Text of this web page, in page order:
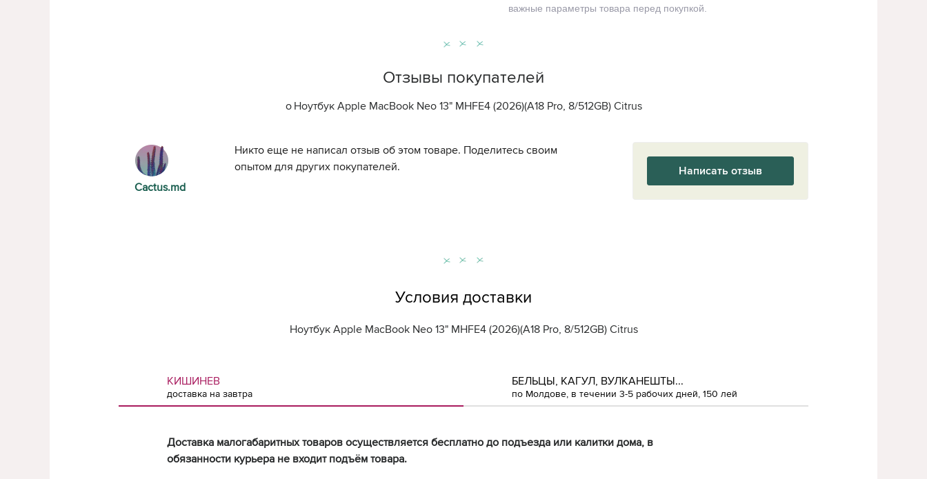
важные параметры товара перед покупкой.
Отзывы покупателей
о Ноутбук Apple MacBook Neo 13" MHFE4 (2026)(A18 Pro, 8/512GB) Citrus
Cactus.md
Никто еще не написал отзыв об этом товаре. Поделитесь своим
опытом для других покупателей.
Написать отзыв
Условия доставки
Ноутбук Apple MacBook Neo 13" MHFE4 (2026)(A18 Pro, 8/512GB) Citrus
КИШИНЕВ
доставка на завтра
БЕЛЬЦЫ, КАГУЛ, ВУЛКАНЕШТЫ...
по Молдове, в течении 3-5 рабочих дней, 150 лей
Доставка малогабаритных товаров осуществляется бесплатно до подъезда или калитки дома, в
обязанности курьера не входит подъём товара.